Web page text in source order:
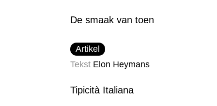
De smaak van toen
Artikel
Tekst Elon Heymans
Tipicità Italiana